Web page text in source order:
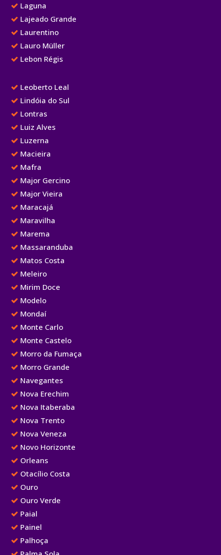
Laguna
Lajeado Grande
Laurentino
Lauro Müller
Lebon Régis
Leoberto Leal
Lindóia do Sul
Lontras
Luiz Alves
Luzerna
Macieira
Mafra
Major Gercino
Major Vieira
Maracajá
Maravilha
Marema
Massaranduba
Matos Costa
Meleiro
Mirim Doce
Modelo
Mondaí
Monte Carlo
Monte Castelo
Morro da Fumaça
Morro Grande
Navegantes
Nova Erechim
Nova Itaberaba
Nova Trento
Nova Veneza
Novo Horizonte
Orleans
Otacílio Costa
Ouro
Ouro Verde
Paial
Painel
Palhoça